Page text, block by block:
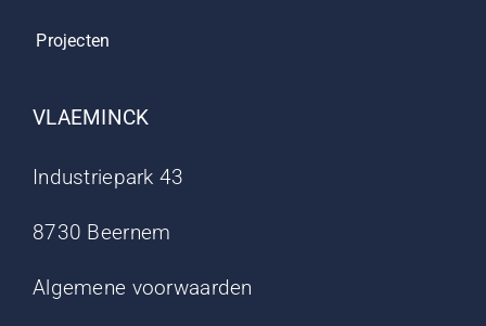
Projecten
VLAEMINCK
Industriepark 43
8730 Beernem
Algemene voorwaarden